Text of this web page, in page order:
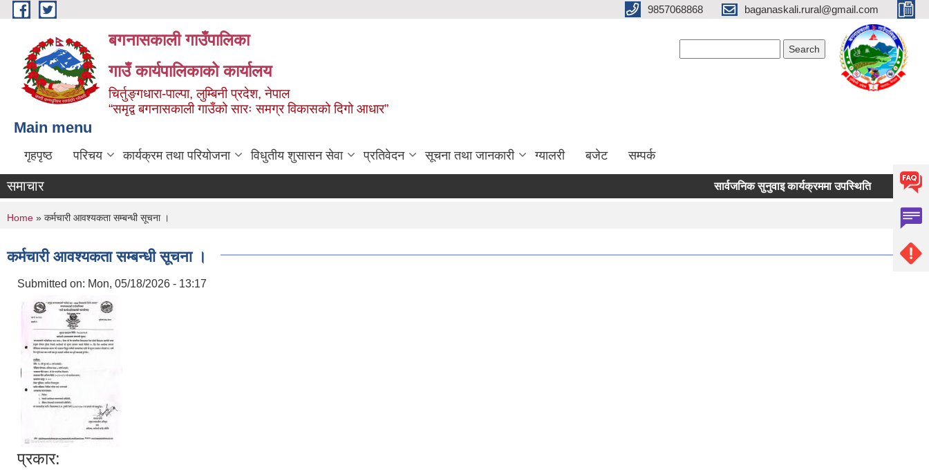
Skip to main content 9857068868 baganaskali.rural@gmail.com
बगनासकाली गाउँपालिका
गाउँ कार्यपालिकाको कार्यालय
चिर्तुङ्गधारा-पाल्पा, लुम्बिनी प्रदेश, नेपाल
“समृद्व बगनासकाली गाउँको सारः समग्र विकासको दिगो आधार”
Main menu
गृहपृष्ठ परिचय कार्यक्रम तथा परियोजना विधुतीय शुसासन सेवा प्रतिवेदन सूचना तथा जानकारी ग्यालरी बजेट सम्पर्क
समाचार सार्वजनिक सुनुवाइ कार्यक्रममा उपस्थिति निर्माण जन्य
You are here
Home » कर्मचारी आवश्यकता सम्बन्धी सूचना ।
कर्मचारी आवश्यकता सम्बन्धी सूचना ।
Submitted on: Mon, 05/18/2026 - 13:17
प्रकार: